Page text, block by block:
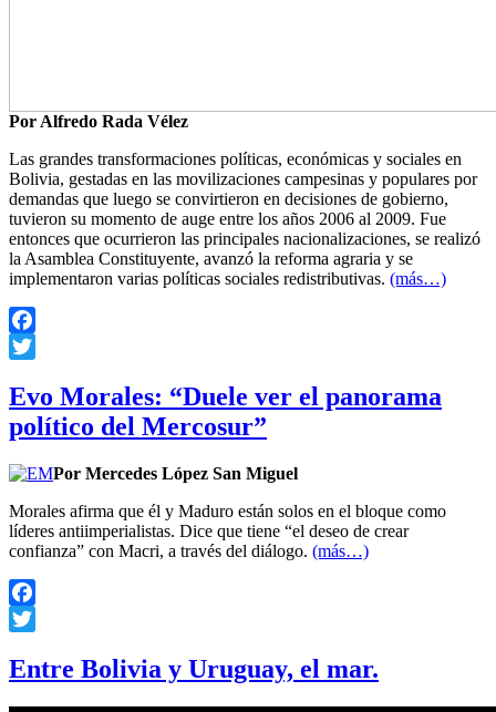
Por Alfredo Rada Vélez
Las grandes transformaciones políticas, económicas y sociales en
Bolivia, gestadas en las movilizaciones campesinas y populares por
demandas que luego se convirtieron en decisiones de gobierno,
tuvieron su momento de auge entre los años 2006 al 2009. Fue
entonces que ocurrieron las principales nacionalizaciones, se realizó
la Asamblea Constituyente, avanzó la reforma agraria y se
implementaron varias políticas sociales redistributivas. (más…)
Facebook
Evo Morales: “Duele ver el panorama
político del Mercosur”
Por Mercedes López San Miguel
Morales afirma que él y Maduro están solos en el bloque como
líderes antiimperialistas. Dice que tiene “el deseo de crear
confianza” con Macri, a través del diálogo. (más…)
Facebook
Entre Bolivia y Uruguay, el mar.